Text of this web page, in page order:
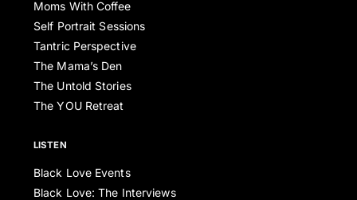
Moms With Coffee
Self Portrait Sessions
Tantric Perspective
The Mama’s Den
The Untold Stories
The YOU Retreat
LISTEN
Black Love Events
Black Love: The Interviews